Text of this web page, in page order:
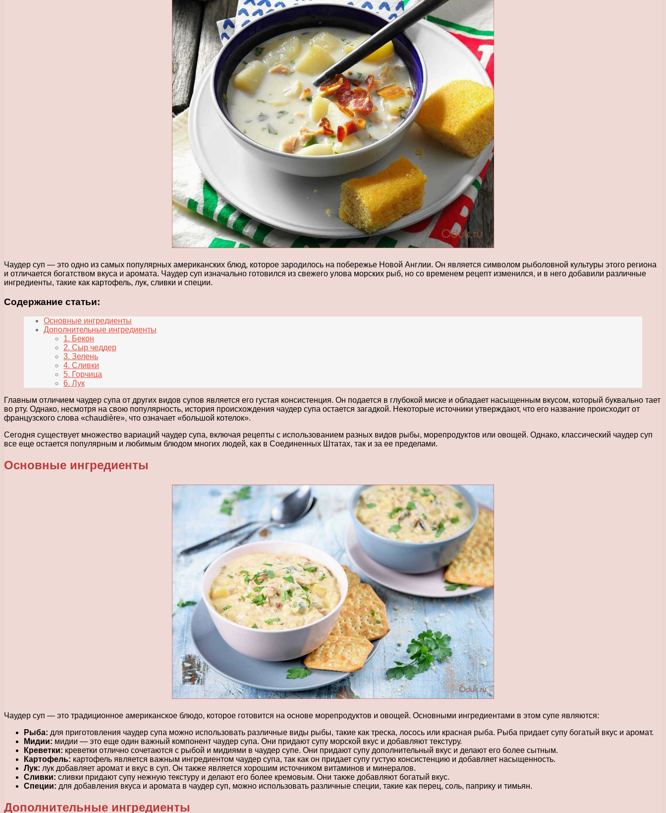
Чаудер суп — это одно из самых популярных американских блюд, которое зародилось на побережье Новой Англии. Он является символом рыболовной культуры этого региона
и отличается богатством вкуса и аромата. Чаудер суп изначально готовился из свежего улова морских рыб, но со временем рецепт изменился, и в него добавили различные
ингредиенты, такие как картофель, лук, сливки и специи.
Содержание статьи:
Основные ингредиенты
Дополнительные ингредиенты
1. Бекон
2. Сыр чеддер
3. Зелень
4. Сливки
5. Горчица
6. Лук
Главным отличием чаудер супа от других видов супов является его густая консистенция. Он подается в глубокой миске и обладает насыщенным вкусом, который буквально тает
во рту. Однако, несмотря на свою популярность, история происхождения чаудер супа остается загадкой. Некоторые источники утверждают, что его название происходит от
французского слова «chaudière», что означает «большой котелок».
Сегодня существует множество вариаций чаудер супа, включая рецепты с использованием разных видов рыбы, морепродуктов или овощей. Однако, классический чаудер суп
все еще остается популярным и любимым блюдом многих людей, как в Соединенных Штатах, так и за ее пределами.
Основные ингредиенты
Чаудер суп — это традиционное американское блюдо, которое готовится на основе морепродуктов и овощей. Основными ингредиентами в этом супе являются:
Рыба: для приготовления чаудер супа можно использовать различные виды рыбы, такие как треска, лосось или красная рыба. Рыба придает супу богатый вкус и аромат.
Мидии: мидии — это еще один важный компонент чаудер супа. Они придают супу морской вкус и добавляют текстуру.
Креветки: креветки отлично сочетаются с рыбой и мидиями в чаудер супе. Они придают супу дополнительный вкус и делают его более сытным.
Картофель: картофель является важным ингредиентом чаудер супа, так как он придает супу густую консистенцию и добавляет насыщенность.
Лук: лук добавляет аромат и вкус в суп. Он также является хорошим источником витаминов и минералов.
Сливки: сливки придают супу нежную текстуру и делают его более кремовым. Они также добавляют богатый вкус.
Специи: для добавления вкуса и аромата в чаудер суп, можно использовать различные специи, такие как перец, соль, паприку и тимьян.
Дополнительные ингредиенты